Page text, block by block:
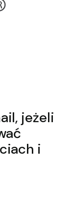
jeżeli
i